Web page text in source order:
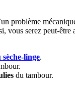
problème
vous serez peut-être
linge.
du tambour.